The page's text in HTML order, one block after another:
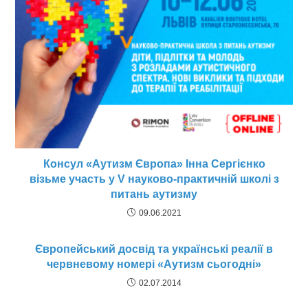
Консул «Аутизм Європа» Інна Сергієнко
візьме участь у V науково-практичній школі з
питань аутизму
09.06.2021
Європейський досвід та українські реалії в
червневому номері «Аутизм сьогодні»
02.07.2014